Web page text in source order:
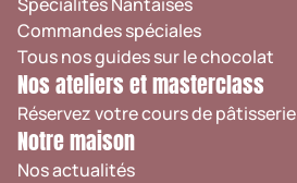
Commandes spéciales
Tous nos guides sur le chocolat
Nos ateliers et masterclass
Réservez votre cours de pâtisserie
Notre maison
Nos actualités